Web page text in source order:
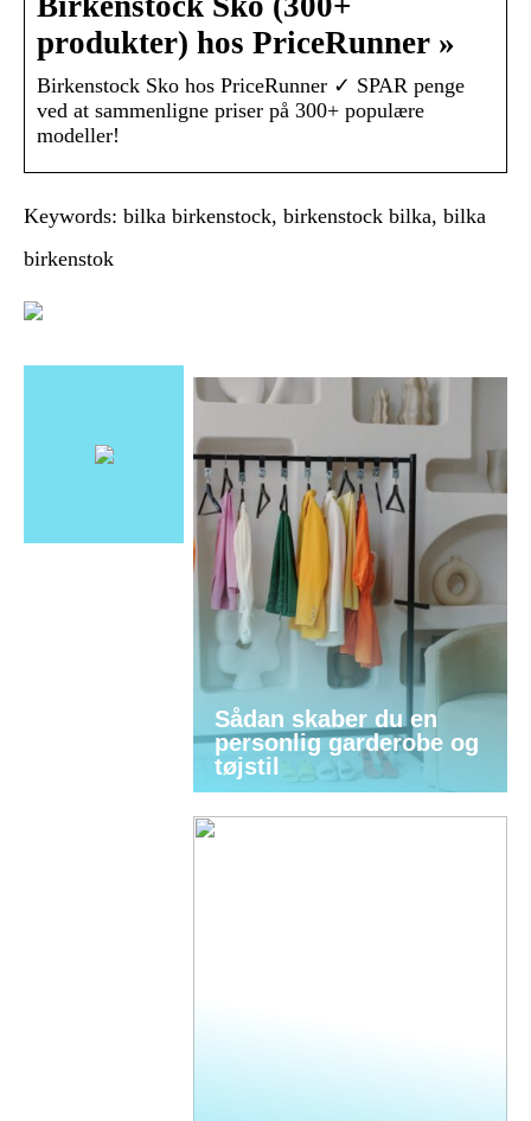
produkter) hos PriceRunner »
Birkenstock Sko hos PriceRunner ✓ SPAR penge
ved at sammenligne priser på 300+ populære
modeller!
Keywords: bilka birkenstock, birkenstock bilka, bilka
birkenstok
Sådan skaber du en
personlig garderobe og
tøjstil